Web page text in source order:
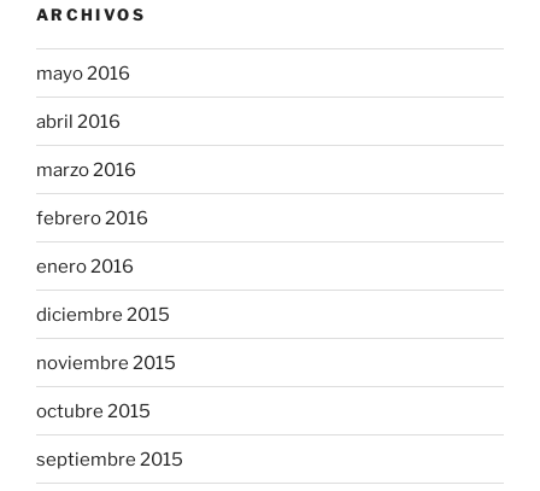
ARCHIVOS
mayo 2016
abril 2016
marzo 2016
febrero 2016
enero 2016
diciembre 2015
noviembre 2015
octubre 2015
septiembre 2015